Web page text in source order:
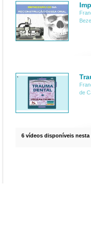
de
6 vídeos disponíveis